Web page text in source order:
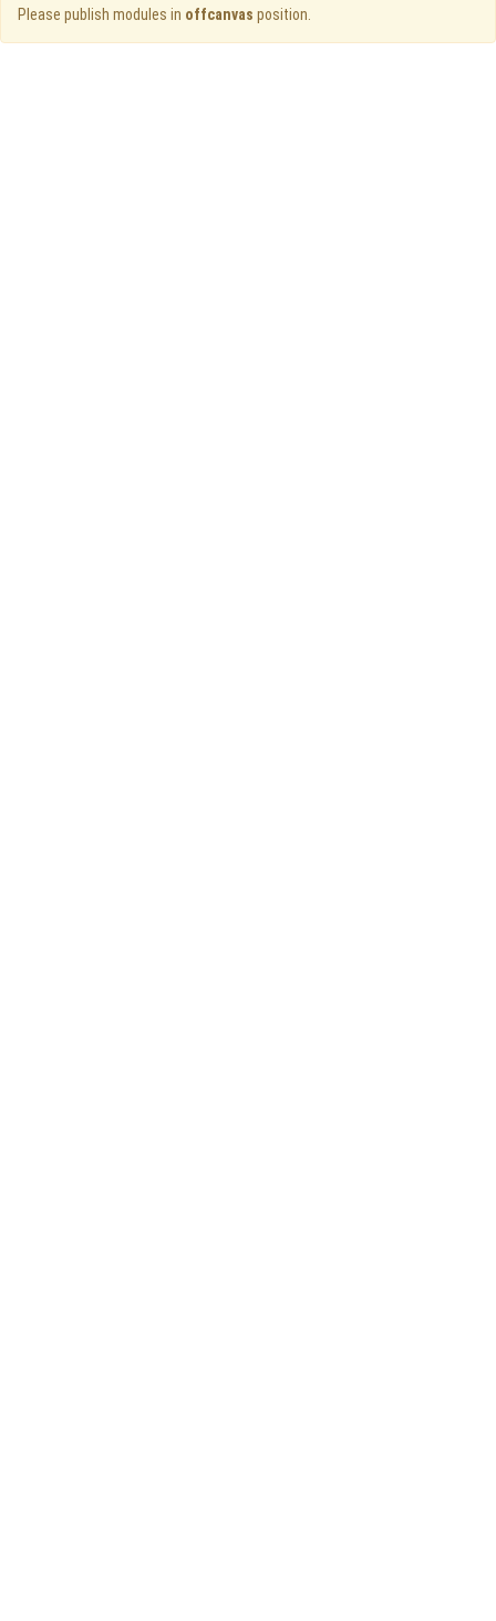
Please publish modules in offcanvas position.